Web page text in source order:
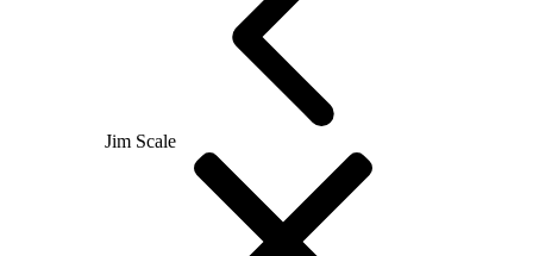
Jim Scale